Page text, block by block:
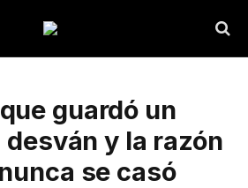
guardó un
desván y la razón
se casó